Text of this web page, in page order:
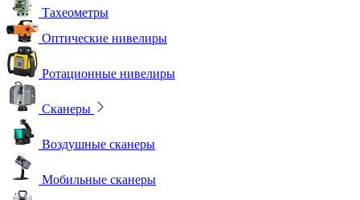
Тахеометры
Оптические нивелиры
Ротационные нивелиры
Сканеры
Воздушные сканеры
Мобильные сканеры